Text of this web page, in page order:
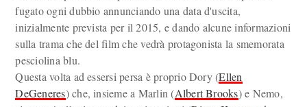
fugato ogni dubbio annunciando una data d'uscita,
inizialmente prevista per il 2015, e dando alcune informazioni
sulla trama che del film che vedrà protagonista la smemorata
pesciolina blu.
Questa volta ad essersi persa è proprio Dory (Ellen
DeGeneres) che, insieme a Marlin (Albert Brooks) e Nemo,